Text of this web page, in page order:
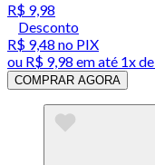
R$ 9,98
Desconto
R$ 9,48 no PIX
ou R$ 9,98 em até 1x de
COMPRAR AGORA